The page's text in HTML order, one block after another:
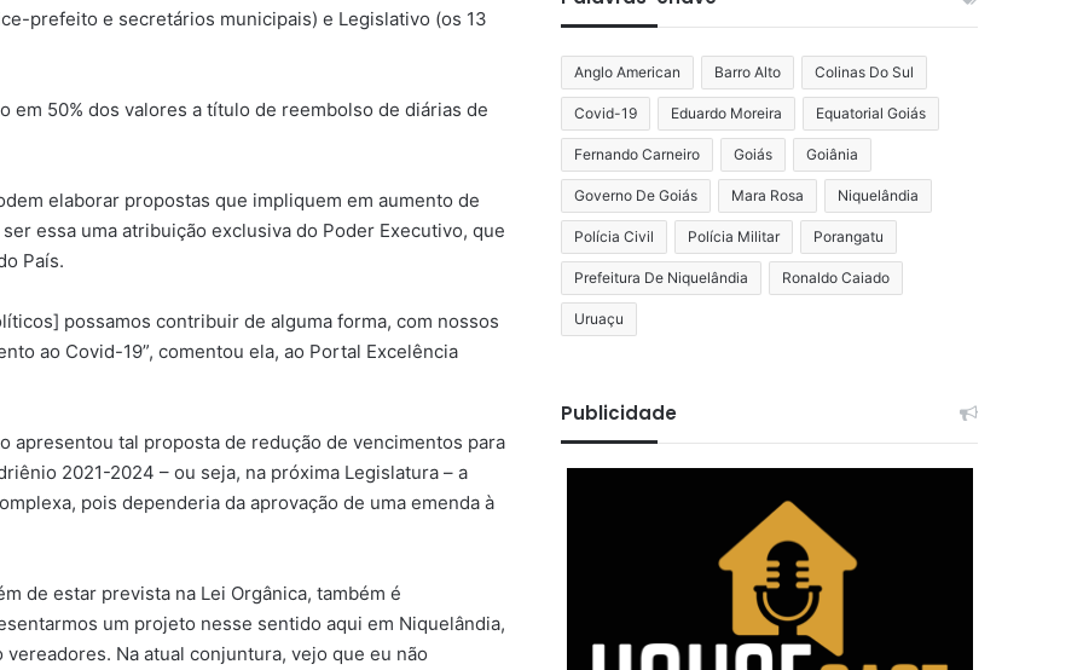
prefeito e secretários municipais) e Legislativo (os 13
em 50% dos valores a título de reembolso de diárias de
elaborar propostas que impliquem em aumento de
essa uma atribuição exclusiva do Poder Executivo, que
País.
possamos contribuir de alguma forma, com nossos
ao Covid-19”, comentou ela, ao Portal Excelência
apresentou tal proposta de redução de vencimentos para
2021-2024 – ou seja, na próxima Legislatura – a
pois dependeria da aprovação de uma emenda à
de estar prevista na Lei Orgânica, também é
um projeto nesse sentido aqui em Niquelândia,
Na atual conjuntura, vejo que eu não
Anglo American Barro Alto Colinas Do Sul
Covid-19 Eduardo Moreira Equatorial Goiás
Fernando Carneiro Goiás Goiânia
Governo De Goiás Mara Rosa Niquelândia
Polícia Civil Polícia Militar Porangatu
Prefeitura De Niquelândia Ronaldo Caiado
Uruaçu
Publicidade